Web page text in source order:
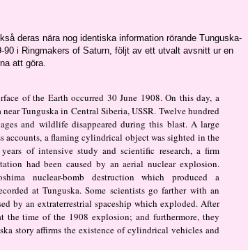
deras nära nog identiska information rörande Tunguska-
i Ringmakers of Saturn, följt av ett utvalt avsnitt ur en
att göra.
of the Earth occurred 30 June 1908. On this day, a
Tunguska in Central Siberia, USSR. Twelve hundred
and wildlife disappeared during this blast. A large
accounts, a flaming cylindrical object was sighted in the
of intensive study and scientific research, a firm
had been caused by an aerial nuclear explosion.
nuclear-bomb destruction which produced a
at Tunguska. Some scientists go farther with an
by an extraterrestrial spaceship which exploded. After
the time of the 1908 explosion; and furthermore, they
story affirms the existence of cylindrical vehicles and